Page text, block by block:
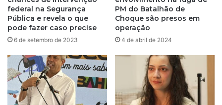
t
r
á
f
c
o
d
e
d
a
p
i
t
a
n
o
federal na Segurança
Pública e revela o que
pode fazer caso precise
6 de setembro de 2023
PM do Batalhão de
Choque são presos em
operação
4 de abril de 2024